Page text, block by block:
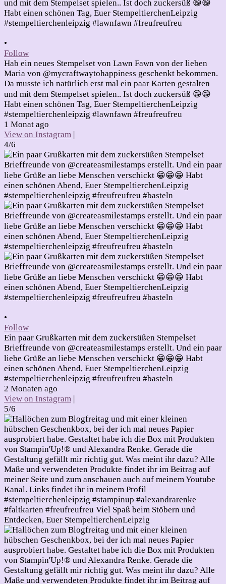
•
Follow
Hab ein neues Stempelset von Lawn Fawn von der lieben
Maria von @mycraftwaytohappiness geschenkt bekommen.
Da musste ich natürlich erst mal ein paar Karten gestalten
und mit dem Stempelset spielen.. Ist doch zuckersüß 😁😁
Habt einen schönen Tag, Euer StempeltierchenLeipzig
#stempeltierchenleipzig #lawnfawn #freufreufreu
1 Monat ago
View on Instagram |
4/6
•
Follow
Ein paar Grußkarten mit dem zuckersüßen Stempelset
Brieffreunde von @createasmilestamps erstellt. Und ein paar
liebe Grüße an liebe Menschen verschickt 😁😁😁 Habt
einen schönen Abend, Euer StempeltierchenLeipzig
#stempeltierchenleipzig #freufreufreu #basteln
2 Monaten ago
View on Instagram |
5/6